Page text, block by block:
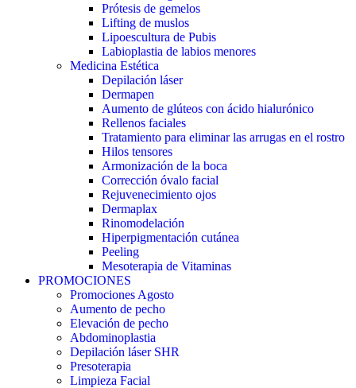
Prótesis de gemelos
Lifting de muslos
Lipoescultura de Pubis
Labioplastia de labios menores
Medicina Estética
Depilación láser
Dermapen
Aumento de glúteos con ácido hialurónico
Rellenos faciales
Tratamiento para eliminar las arrugas en el rostro
Hilos tensores
Armonización de la boca
Corrección óvalo facial
Rejuvenecimiento ojos
Dermaplax
Rinomodelación
Hiperpigmentación cutánea
Peeling
Mesoterapia de Vitaminas
PROMOCIONES
Promociones Agosto
Aumento de pecho
Elevación de pecho
Abdominoplastia
Depilación láser SHR
Presoterapia
Limpieza Facial